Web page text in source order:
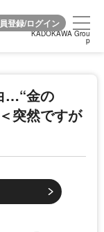
KADOKAWA Grou
p
KADOKAWA Grou
p
…“金の
突然ですが